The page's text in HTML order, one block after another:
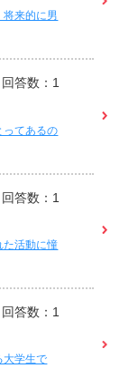
将来的に男
回答数：1
ってあるの
回答数：1
た活動に憧
回答数：1
大学生で